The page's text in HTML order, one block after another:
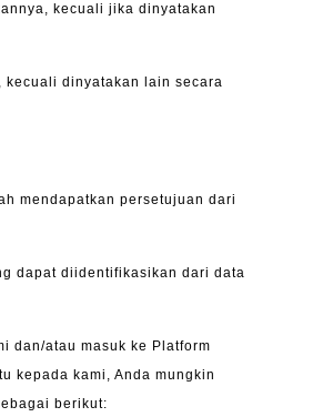
kecuali jika dinyatakan
kecuali dinyatakan lain secara
mendapatkan persetujuan dari
dapat diidentifikasikan dari data
dan/atau masuk ke Platform
kepada kami, Anda mungkin
berikut: